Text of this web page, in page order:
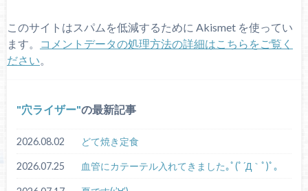
このサイトはスパムを低減するために Akismet を使ってい
ます。
コメントデータの処理方法の詳細はこちらをご覧く
ださい。
穴ライザー の最新記事
2026.08.02 どて焼き定食
2026.07.25 血管にカテーテル入れてきました｡ﾟ(ﾟ´Д｀ﾟ)ﾟ｡